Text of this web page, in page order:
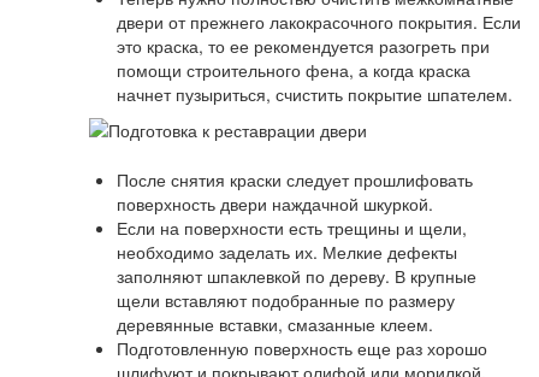
двери от прежнего лакокрасочного покрытия. Если
это краска, то ее рекомендуется разогреть при
помощи строительного фена, а когда краска
начнет пузыриться, счистить покрытие шпателем.
После снятия краски следует прошлифовать
поверхность двери наждачной шкуркой.
Если на поверхности есть трещины и щели,
необходимо заделать их. Мелкие дефекты
заполняют шпаклевкой по дереву. В крупные
щели вставляют подобранные по размеру
деревянные вставки, смазанные клеем.
Подготовленную поверхность еще раз хорошо
шлифуют и покрывают олифой или морилкой.